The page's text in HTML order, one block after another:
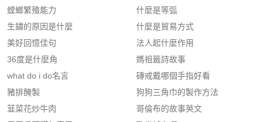
螳螂繁殖能力
生鏽的原因是什麼
美好回憶佳句
36度是什麼角
what do i do名言
豬排醃製
韮菜花炒牛肉
什麼是等弧
什麼是貿易方式
法人起什麼作用
媽祖籤詩故事
磚戒戴哪個手指好看
狗狗三角巾的製作方法
哥倫布的故事英文